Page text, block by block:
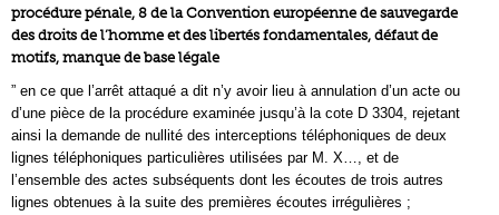
procédure pénale, 8 de la Convention européenne de sauvegarde
des droits de l’homme et des libertés fondamentales, défaut de
motifs, manque de base légale
” en ce que l’arrêt attaqué a dit n’y avoir lieu à annulation d’un acte ou
d’une pièce de la procédure examinée jusqu’à la cote D 3304, rejetant
ainsi la demande de nullité des interceptions téléphoniques de deux
lignes téléphoniques particulières utilisées par M. X…, et de
l’ensemble des actes subséquents dont les écoutes de trois autres
lignes obtenues à la suite des premières écoutes irrégulières ;